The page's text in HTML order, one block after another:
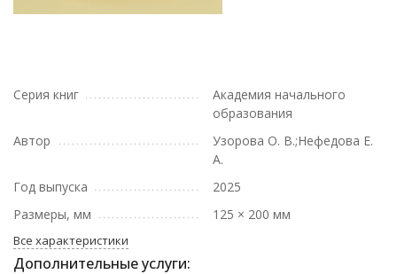
Серия книг
Академия начального
образования
Автор
Узорова О. В.;Нефедова Е.
А.
Год выпуска
2025
Размеры, мм
125 × 200 мм
Все характеристики
Дополнительные услуги: